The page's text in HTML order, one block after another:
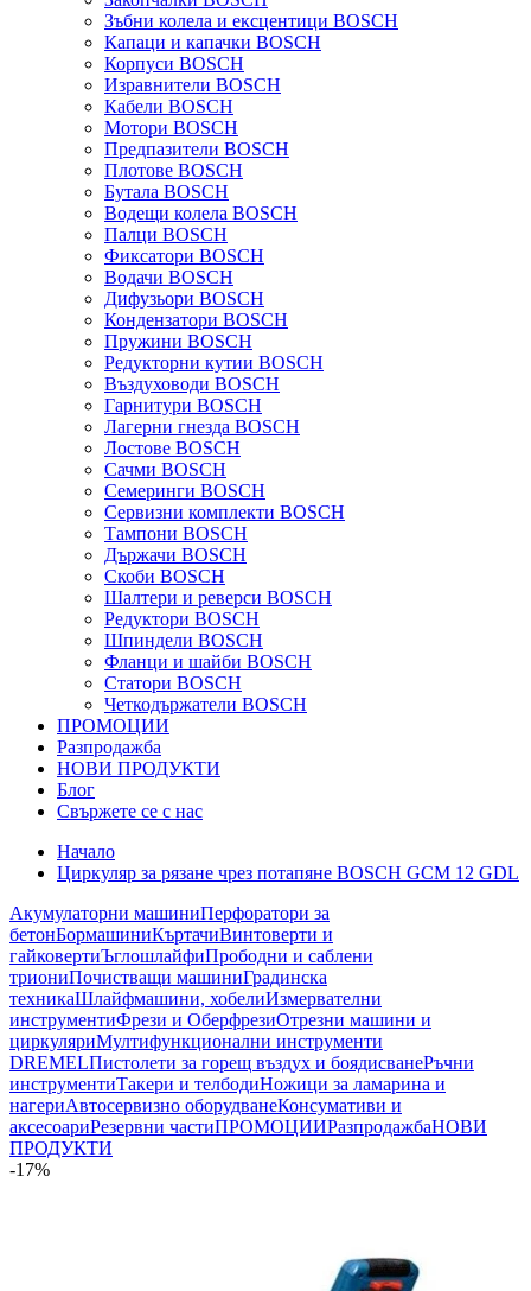
Зъбни колела и ексцентици BOSCH
Капаци и капачки BOSCH
Корпуси BOSCH
Изравнители BOSCH
Кабели BOSCH
Мотори BOSCH
Предпазители BOSCH
Плотове BOSCH
Бутала BOSCH
Водещи колела BOSCH
Палци BOSCH
Фиксатори BOSCH
Водачи BOSCH
Дифузьори BOSCH
Кондензатори BOSCH
Пружини BOSCH
Редукторни кутии BOSCH
Въздуховоди BOSCH
Гарнитури BOSCH
Лагерни гнезда BOSCH
Лостове BOSCH
Сачми BOSCH
Семеринги BOSCH
Сервизни комплекти BOSCH
Тампони BOSCH
Държачи BOSCH
Скоби BOSCH
Шалтери и реверси BOSCH
Редуктори BOSCH
Шпиндели BOSCH
Фланци и шайби BOSCH
Статори BOSCH
Четкодържатели BOSCH
ПРОМОЦИИ
Разпродажба
НОВИ ПРОДУКТИ
Блог
Свържете се с нас
Начало
Циркуляр за рязане чрез потапяне BOSCH GCM 12 GDL
Акумулаторни машиниПерфоратори за
бетонБормашиниКъртачиВинтоверти и
гайковертиЪглошлайфиПрободни и саблени
триониПочистващи машиниГрадинска
техникаШлайфмашини, хобелиИзмервателни
инструментиФрези и ОберфрезиОтрезни машини и
циркуляриМултифункционални инструменти
DREMELПистолети за горещ въздух и боядисванеРъчни
инструментиТакери и телбодиНожици за ламарина и
нагериАвтосервизно оборудванеКонсумативи и
аксесоариРезервни частиПРОМОЦИИРазпродажбаНОВИ
ПРОДУКТИ
-17%